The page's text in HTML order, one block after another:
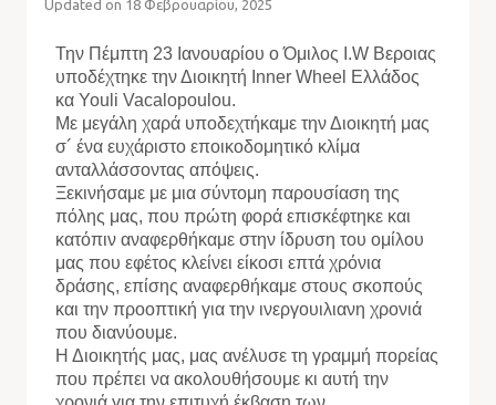
Updated on 18 Φεβρουαρίου, 2025
Την Πέμπτη 23 Ιανουαρίου ο Όμιλος I.W Βεροιας
υποδέχτηκε την Διοικητή Inner Wheel Ελλάδος
κα Youli Vacalopoulou.
Με μεγάλη χαρά υποδεχτήκαμε την Διοικητή μας
σ´ ένα ευχάριστο εποικοδομητικό κλίμα
ανταλλάσσοντας απόψεις.
Ξεκινήσαμε με μια σύντομη παρουσίαση της
πόλης μας, που πρώτη φορά επισκέφτηκε και
κατόπιν αναφερθήκαμε στην ίδρυση του ομίλου
μας που εφέτος κλείνει είκοσι επτά χρόνια
δράσης, επίσης αναφερθήκαμε στους σκοπούς
και την προοπτική για την ινεργουιλιανη χρονιά
που διανύουμε.
Η Διοικητής μας, μας ανέλυσε τη γραμμή πορείας
που πρέπει να ακολουθήσουμε κι αυτή την